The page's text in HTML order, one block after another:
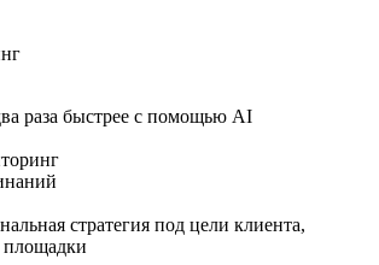
раза быстрее с помощью AI
стратегия под цели клиента,
площадки